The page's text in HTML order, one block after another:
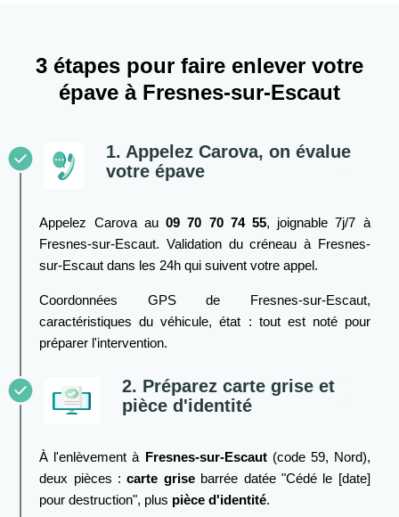
3 étapes pour faire enlever votre
épave à Fresnes-sur-Escaut
1. Appelez Carova, on évalue
votre épave
Appelez Carova au09 70 70 74 55, joignable 7j/7 à
Fresnes-sur-Escaut. Validation du créneau à Fresnes-
sur-Escaut dans les 24h qui suivent votre appel.
Coordonnées GPS de Fresnes-sur-Escaut,
caractéristiques du véhicule, état : tout est noté pour
préparer l'intervention.
2. Préparez carte grise et
pièce d'identité
À l'enlèvement à Fresnes-sur-Escaut(code 59, Nord),
deux pièces :carte grisebarrée datée "Cédé le [date]
pour destruction", plus pièce d'identité.